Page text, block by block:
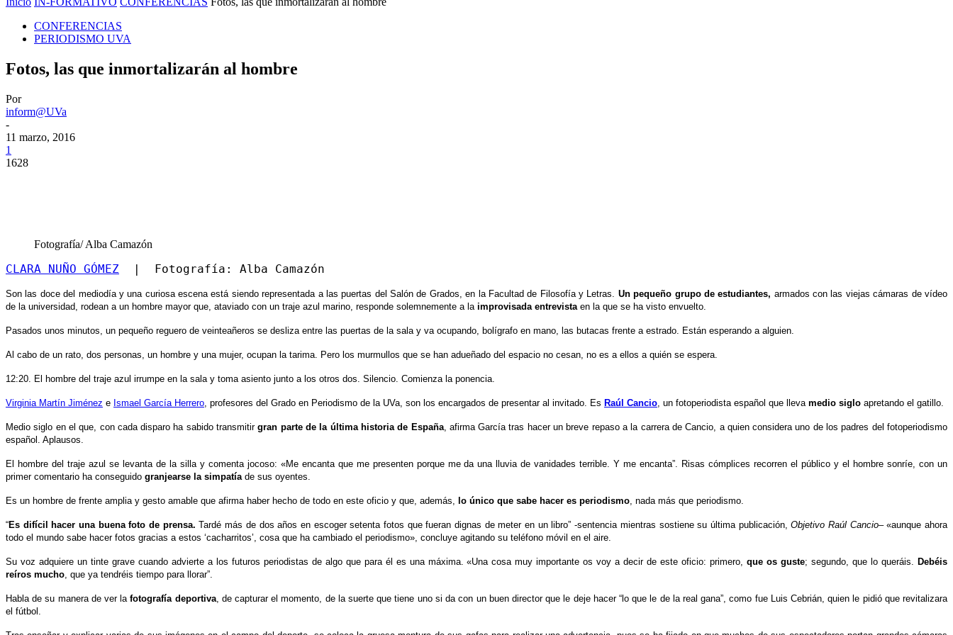
CONFERENCIAS
PERIODISMO UVA
Fotos, las que inmortalizarán al hombre
Por
inform@UVa
-
11 marzo, 2016
1
1628
Fotografía/ Alba Camazón
CLARA NUÑO GÓMEZ |  Fotografía: Alba Camazón
Son las doce del mediodía y una curiosa escena está siendo representada a las puertas del Salón de Grados, en la Facultad de Filosofía y Letras. Un pequeño grupo de estudiantes, armados con las viejas cámaras de vídeo
de la universidad, rodean a un hombre mayor que, ataviado con un traje azul marino, responde solemnemente a laimprovisada entrevista en la que se ha visto envuelto.
Pasados unos minutos, un pequeño reguero de veinteañeros se desliza entre las puertas de la sala y va ocupando, bolígrafo en mano, las butacas frente a estrado. Están esperando a alguien.
Al cabo de un rato, dos personas, un hombre y una mujer, ocupan la tarima. Pero los murmullos que se han adueñado del espacio no cesan, no es a ellos a quién se espera.
12:20. El hombre del traje azul irrumpe en la sala y toma asiento junto a los otros dos. Silencio. Comienza la ponencia.
Virginia Martín Jiménez e Ismael García Herrero, profesores del Grado en Periodismo de la UVa, son los encargados de presentar al invitado. Es Raúl Cancio, un fotoperiodista español que lleva medio siglo apretando el gatillo.
Medio siglo en el que, con cada disparo ha sabido transmitirgran parte de la última historia de España, afirma García tras hacer un breve repaso a la carrera de Cancio, a quien considera uno de los padres del fotoperiodismo
español. Aplausos.
El hombre del traje azul se levanta de la silla y comenta jocoso: «Me encanta que me presenten porque me da una lluvia de vanidades terrible. Y me encanta”. Risas cómplices recorren el público y el hombre sonríe, con un
primer comentario ha conseguido granjearse la simpatíade sus oyentes.
Es un hombre de frente amplia y gesto amable que afirma haber hecho de todo en este oficio y que, además, lo único que sabe hacer es periodismo, nada más que periodismo.
“Es difícil hacer una buena foto de prensa. Tardé más de dos años en escoger setenta fotos que fueran dignas de meter en un libro” -sentencia mientras sostiene su última publicación,Objetivo Raúl Cancio– «aunque ahora
todo el mundo sabe hacer fotos gracias a estos ‘cacharritos’, cosa que ha cambiado el periodismo», concluye agitando su teléfono móvil en el aire.
Su voz adquiere un tinte grave cuando advierte a los futuros periodistas de algo que para él es una máxima. «Una cosa muy importante os voy a decir de este oficio: primero,que os guste; segundo, que lo queráis. Debéis
reíros mucho, que ya tendréis tiempo para llorar”.
Habla de su manera de ver lafotografía deportiva, de capturar el momento, de la suerte que tiene uno si da con un buen director que le deje hacer “lo que le de la real gana”, como fue Luis Cebrián, quien le pidió que revitalizara
el fútbol.